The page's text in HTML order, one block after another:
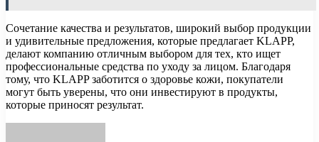
Сочетание качества и результатов, широкий выбор продукции
и удивительные предложения, которые предлагает KLAPP,
делают компанию отличным выбором для тех, кто ищет
профессиональные средства по уходу за лицом. Благодаря
тому, что KLAPP заботится о здоровье кожи, покупатели
могут быть уверены, что они инвестируют в продукты,
которые приносят результат.